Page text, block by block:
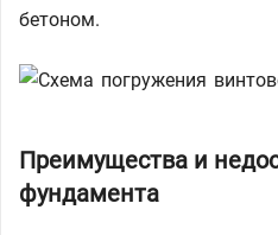
бетоном.
Преимущества и
фундамента